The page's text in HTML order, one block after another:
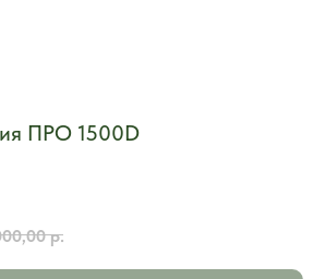
ПРО 1500D
р.